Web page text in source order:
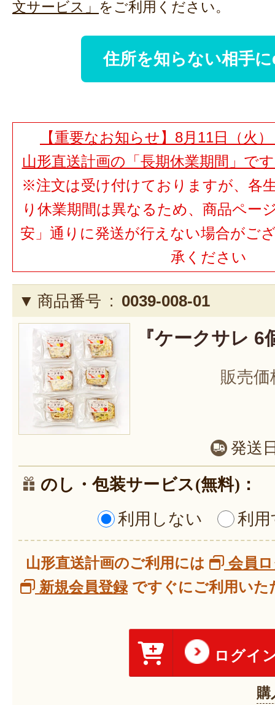
文サービス」 をご利用ください。
住所を知らない相手
【重要なお知らせ】8月11日（火
山形直送計画の「長期休業期間」で
※注文は受け付けておりますが、各
り休業期間は異なるため、商品ペー
安」通りに発送が行えない場合がご
承ください
商品番号 : 0039-008-01
『ケークサレ 6
販売価
発送
のし・包装サービス(無料)：
利用しない
利
山形直送計画のご利用には
会員
新規会員登録ですぐにご利用いた
ログイ
購